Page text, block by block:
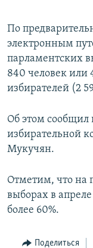
Все сайты
По
электронным
парламентских
840 человек или
избирателей (2
Об этом сообщил
избирательной
Мукучян.
Отметим, что на
выборах в апреле
более 60%.
Поделиться